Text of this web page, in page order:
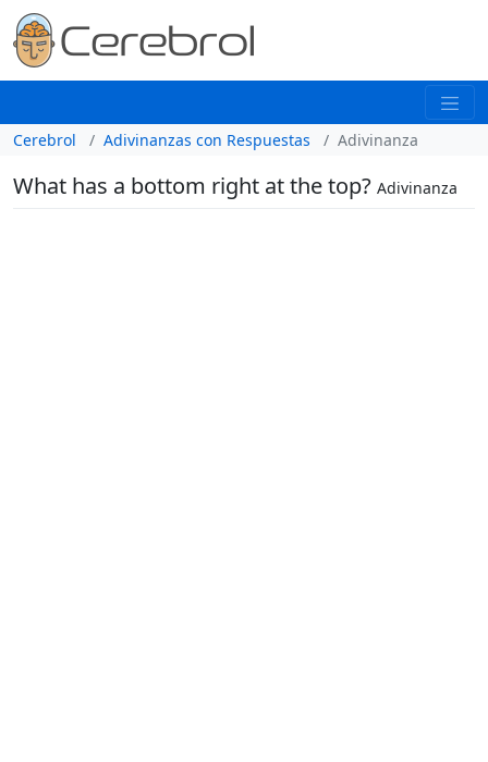
Cerebrol Adivinanzas con Respuestas Adivinanza
What has a bottom right at the top? Adivinanza